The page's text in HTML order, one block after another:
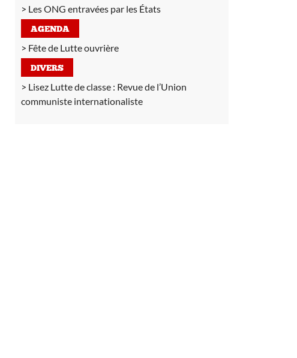
Les ONG entravées par les États
AGENDA
Fête de Lutte ouvrière
DIVERS
Lisez Lutte de classe : Revue de l’Union
communiste internationaliste